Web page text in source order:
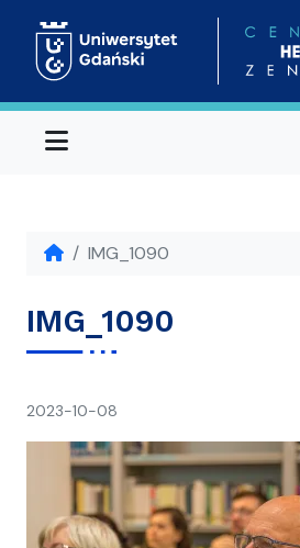
Menu
IMG_1090
IMG_1090
2023-10-08